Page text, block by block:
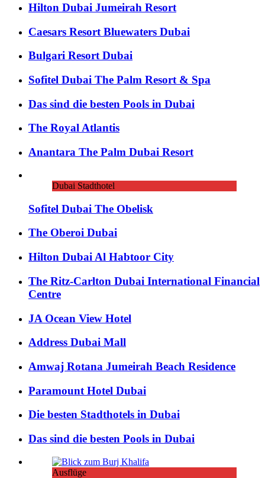
Hilton Dubai Jumeirah Resort
Caesars Resort Bluewaters Dubai
Bulgari Resort Dubai
Sofitel Dubai The Palm Resort & Spa
Das sind die besten Pools in Dubai
The Royal Atlantis
Anantara The Palm Dubai Resort
Dubai Stadthotel
Sofitel Dubai The Obelisk
The Oberoi Dubai
Hilton Dubai Al Habtoor City
The Ritz-Carlton Dubai International Financial
Centre
JA Ocean View Hotel
Address Dubai Mall
Amwaj Rotana Jumeirah Beach Residence
Paramount Hotel Dubai
Die besten Stadthotels in Dubai
Das sind die besten Pools in Dubai
Ausflüge